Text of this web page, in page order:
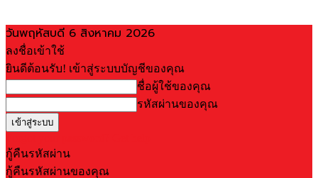
วันพฤหัสบดี 6 สิงหาคม 2026
ลงชื่อเข้าใช้
ยินดีต้อนรับ! เข้าสู่ระบบบัญชีของคุณ
ชื่อผู้ใช้ของคุณ
รหัสผ่านของคุณ
กู้คืนรหัสผ่าน
กู้คืนรหัสผ่านของคุณ